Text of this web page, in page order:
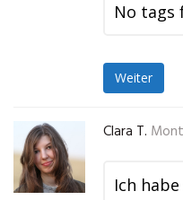
No tags
Weiter
Clara T.
Ich